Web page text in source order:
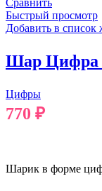
Сравнить
Быстрый просмотр
Добавить в список
Шар Цифра
Цифры
770 ₽
Шарик в форме